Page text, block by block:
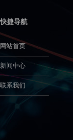
快捷导航
网站首页
新闻中心
联系我们